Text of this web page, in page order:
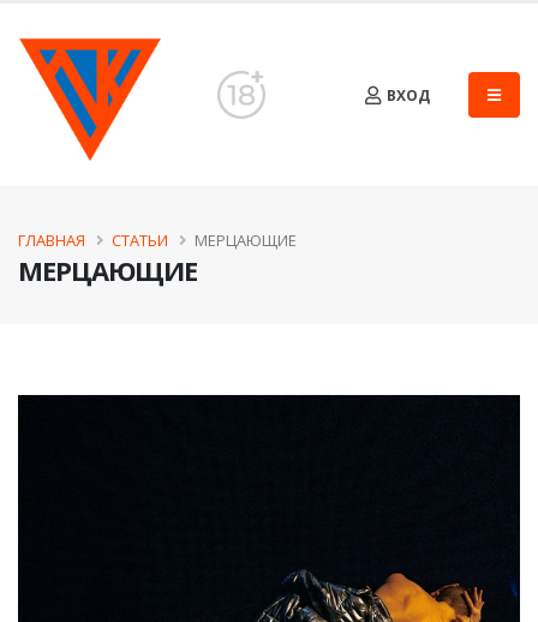
ВХОД
​МЕРЦАЮЩИЕ
ГЛАВНАЯ СТАТЬИ ​МЕРЦАЮЩИЕ